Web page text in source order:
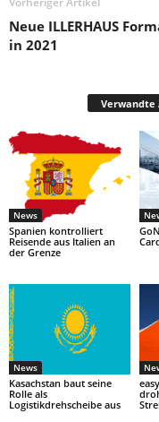
Neue ILLERHAUS
in 2021
News
Spanien kontrolliert
Reisende aus Italien an
der Grenze
News
Kasachstan baut seine
Rolle als
Logistikdrehscheibe aus